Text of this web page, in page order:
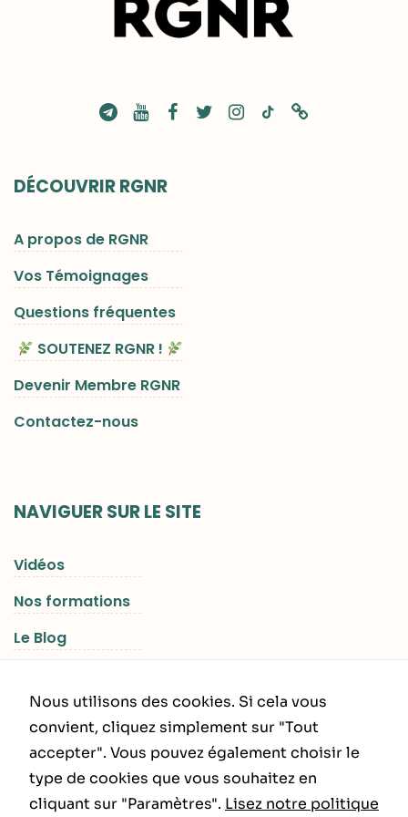
DÉCOUVRIR RGNR
A propos de RGNR
Vos Témoignages
Questions fréquentes
SOUTENEZ RGNR !
Devenir Membre RGNR
Contactez-nous
NAVIGUER SUR LE SITE
Vidéos
Nos formations
Le Blog
INFORMATIONS LÉGALES
Nous utilisons des cookies. Si cela vous
convient, cliquez simplement sur "Tout
accepter". Vous pouvez également choisir le
type de cookies que vous souhaitez en
cliquant sur "Paramètres". Lisez notre politique